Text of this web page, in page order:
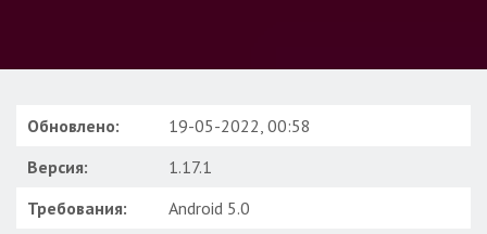
Обновлено:
19-05-2022, 00:58
Версия:
1.17.1
Требования:
Android 5.0